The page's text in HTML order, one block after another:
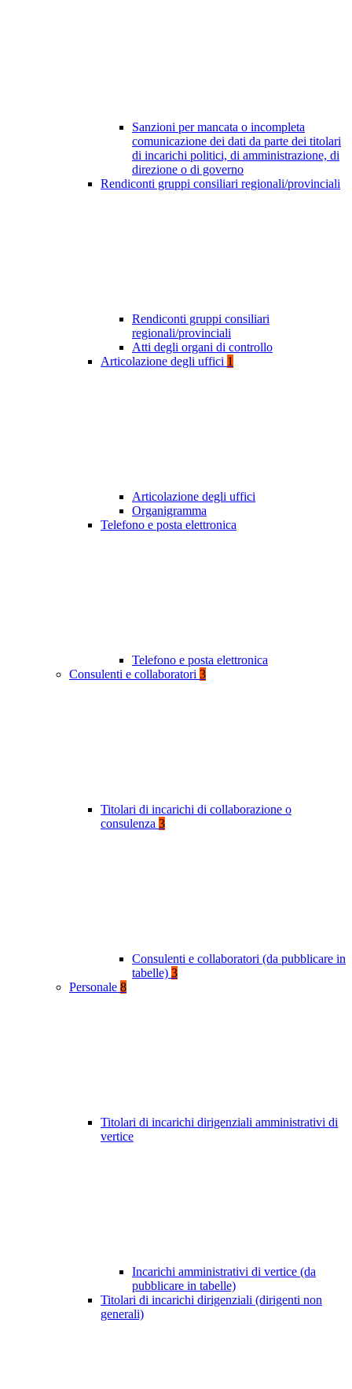
Sanzioni per mancata o incompleta
comunicazione dei dati da parte dei titolari
di incarichi politici, di amministrazione, di
direzione o di governo
Rendiconti gruppi consiliari regionali/provinciali
Rendiconti gruppi consiliari
regionali/provinciali
Atti degli organi di controllo
Articolazione degli uffici 1
Articolazione degli uffici
Organigramma
Telefono e posta elettronica
Telefono e posta elettronica
Consulenti e collaboratori 3
Titolari di incarichi di collaborazione o
consulenza 3
Consulenti e collaboratori (da pubblicare in
tabelle) 3
Personale 8
Titolari di incarichi dirigenziali amministrativi di
vertice
Incarichi amministrativi di vertice (da
pubblicare in tabelle)
Titolari di incarichi dirigenziali (dirigenti non
generali)